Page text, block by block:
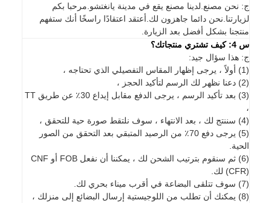
ج: نحن مصنع.لدينا مصنع يقع في مدينة يانغتشو.مرحبا بكم
لزيارتنا.نحن دائما جاهزون لك.أعتقد اعتقادًا راسخًا أنك ستفهم
منتجنا بشكل أفضل بعد الزيارة.
س 4: كيف تشتري منتجاتك؟
ج: هذا سؤال جيد:
(1) أولاً ، يرجى إظهار المقاس التفصيلي الذي تحتاجه ،
(2) دعنا نظهر لك الرسم لتأكيد الحجز ،
(3) بعد تأكيد الرسم ، يرجى الدفع مقابل إيداع 30٪ عن طريق TT
،
(4) سننتج لك ، بعد الانتهاء ، سوف نلتقط صورة حية للتحقق ،
(5) يرجى دفع 70٪ من الرصيد المتبقي بعد التحقق من الصور
الحية.
(6) ثم سنقوم بترتيب الشحن لك ، يمكننا أن نفعل FOB أو CNF
(CFR) لك.
(7) سوف تتلقى البضاعة في أقرب ميناء بحري لك.
(8) يمكنك أن تطلب من اللوجيستية إرسال البضائع إلى منزلك ،